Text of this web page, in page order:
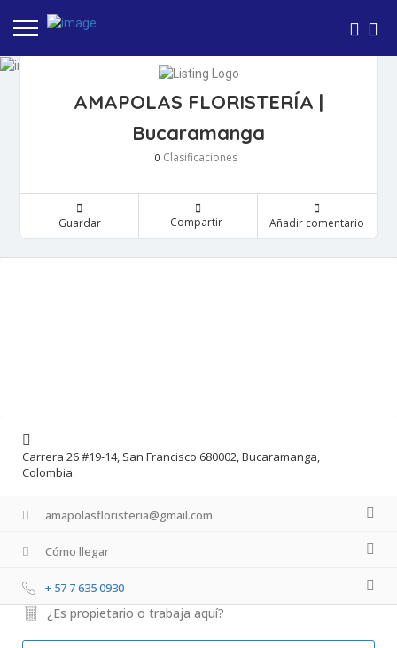
AMAPOLAS FLORISTERÍA |
Bucaramanga
0 Clasificaciones
Guardar Compartir Añadir comentario
Carrera 26 #19-14, San Francisco 680002, Bucaramanga,
Colombia.
amapolasfloristeria@gmail.com
Cómo llegar
+ 57 7 635 0930
¿Es propietario o trabaja aquí?